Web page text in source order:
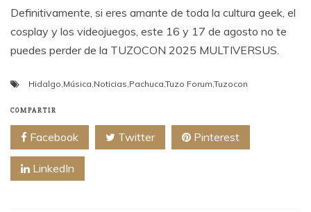
Definitivamente, si eres amante de toda la cultura geek, el
cosplay y los videojuegos, este 16 y 17 de agosto no te
puedes perder de la TUZOCON 2025 MULTIVERSUS.
Hidalgo,Música,Noticias,Pachuca,Tuzo Forum,Tuzocon
COMPARTIR
Facebook Twitter Pinterest
LinkedIn